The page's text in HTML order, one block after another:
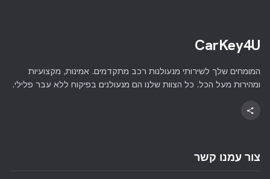
CarKey4U
המומחים שלך לשירותי מנעולנות רכב מתקדמים. אמינות, מקצועיות
ומהירות מעל הכל. כל הצוות שלנו הם מנעולנים בפיקוח ללא עבר פלילי.
share
צור עמנו קשר